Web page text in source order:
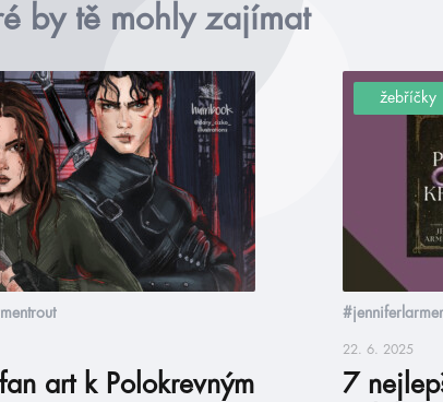
by tě mohly zajímat
art k Polokrevným
žebříčky
22. 6. 2025
7